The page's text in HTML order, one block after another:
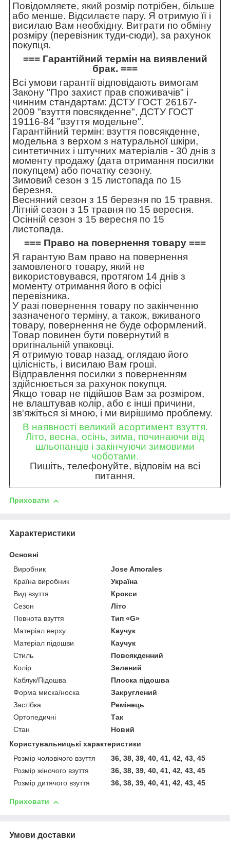
Повідомляєте, який розмір потрібен, більше
або менше. Відсилаєте пару. Я отримую її і
висилаю Вам необхідну. Витрати по обміну
розміру (перевізник туди-сюди), за рахунок
покупця.
=== Гарантійний термін на виявлений
брак. ===
Всі умови гарантії відповідають вимогам
Закону "Про захист прав споживачів" і
чинним стандартам: ДСТУ ГОСТ 26167-
2009 "взуття повсякденне", ДСТУ ГОСТ
19116-84 "взуття модельне".
Гарантійний термін: взуття повсякденне,
модельна з верхом з натуральної шкіри,
синтетичних і штучних матеріалів - 30 днів з
моменту продажу (дата отримання посилки
покупцем) або початку сезону.
Зимовий сезон з 15 листопада по 15
березня.
Весняний сезон з 15 березня по 15 травня.
Літній сезон з 15 травня по 15 вересня.
Осінній сезон з 15 вересня по 15
листопада.
=== Право на повернення товару ===
Я гарантую Вам право на повернення
замовленого товару, який не
використовувався, протягом 14 днів з
моменту отримання його в офісі
перевізника.
У разі повернення товару по закінченню
зазначеного терміну, а також, вживаного
товару, повернення не буде оформлений.
Товар повинен бути повернутий в
оригінальній упаковці.
Я отримую товар назад, оглядаю його
цілісність, і висилаю Вам гроші.
Відправлення посилки з поверненням
здійснюється за рахунок покупця.
Якщо товар не підійшов Вам за розміром,
не влаштував колір, або є інші причини,
зв'яжіться зі мною, і ми вирішимо проблему.
В наявності великий асортимент взуття.
Літо, весна, осінь, зима, починаючи від
шльопанців і закінчуючи зимовими
чоботами.
Пишіть, телефонуйте, відповім на всі
питання.
Приховати
Характеристики
Основні
Виробник
Jose Amorales
Країна виробник
Україна
Вид взуття
Крокси
Сезон
Літо
Повнота взуття
Тип «G»
Матеріал верху
Каучук
Матеріал підошви
Каучук
Стиль
Повсякденний
Колір
Зелений
Каблук/Підошва
Плоска підошва
Форма миска/носка
Закруглений
Застібка
Ремінець
Ортопедичні
Так
Стан
Новий
Користувальницькі характеристики
Розмір чоловічого взуття
36, 38, 39, 40, 41, 42, 43, 45
Розмір жіночого взуття
36, 38, 39, 40, 41, 42, 43, 45
Розмір дитячого взуття
36, 38, 39, 40, 41, 42, 43, 45
Приховати
Умови доставки